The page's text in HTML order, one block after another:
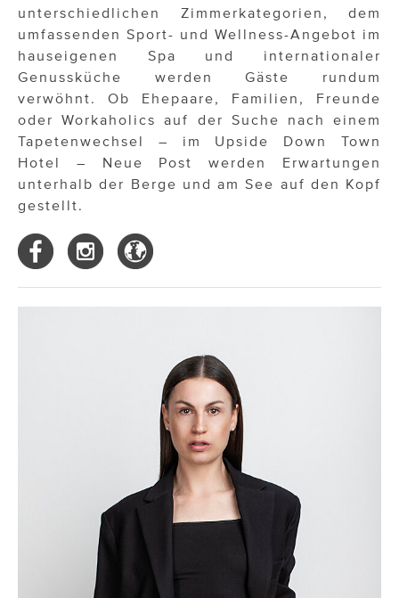
unterschiedlichen Zimmerkategorien, dem
umfassenden Sport- und Wellness-Angebot im
hauseigenen Spa und internationaler
Genussküche werden Gäste rundum
verwöhnt. Ob Ehepaare, Familien, Freunde
oder Workaholics auf der Suche nach einem
Tapetenwechsel – im Upside Down Town
Hotel – Neue Post werden Erwartungen
unterhalb der Berge und am See auf den Kopf
gestellt.